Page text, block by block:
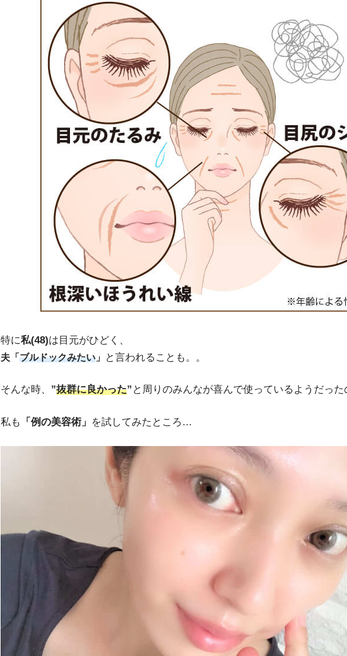
特に私(48)は目元がひどく、
夫「 ブルドックみたい 」 と言われることも。。
そんな時、 ”抜群に良かった” と周りのみんなが喜んで使っているようだった
私も 「例の美容術」 を試してみたところ…